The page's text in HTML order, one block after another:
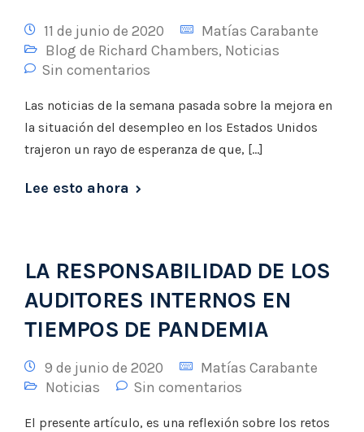
11 de junio de 2020
Matías Carabante
Blog de Richard Chambers, Noticias
Sin comentarios
Las noticias de la semana pasada sobre la mejora en
la situación del desempleo en los Estados Unidos
trajeron un rayo de esperanza de que, […]
Lee esto ahora
LA RESPONSABILIDAD DE LOS
AUDITORES INTERNOS EN
TIEMPOS DE PANDEMIA
9 de junio de 2020
Matías Carabante
Noticias
Sin comentarios
El presente artículo, es una reflexión sobre los retos